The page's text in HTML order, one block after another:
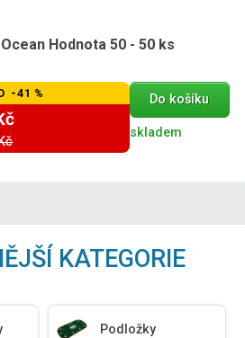
Hodnota 50 - 50 ks
-41 % Do košíku
skladem
KATEGORIE
Podložky